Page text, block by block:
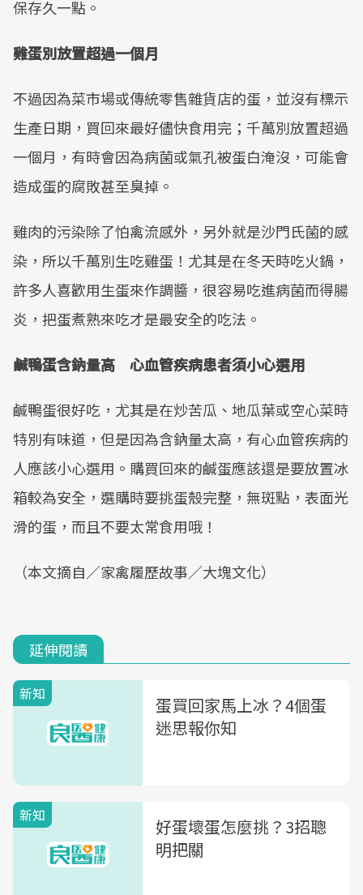
保存久一點。
雞蛋別放置超過一個月
不過因為菜市場或傳統零售雜貨店的蛋，並沒有標示
生產日期，買回來最好儘快食用完；千萬別放置超過
一個月，有時會因為病菌或氣孔被蛋白淹沒，可能會
造成蛋的腐敗甚至臭掉。
雞肉的污染除了怕禽流感外，另外就是沙門氏菌的感
染，所以千萬別生吃雞蛋！尤其是在冬天時吃火鍋，
許多人喜歡用生蛋來作調醬，很容易吃進病菌而得腸
炎，把蛋煮熟來吃才是最安全的吃法。
鹹鴨蛋含鈉量高 心血管疾病患者須小心選用
鹹鴨蛋很好吃，尤其是在炒苦瓜、地瓜葉或空心菜時
特別有味道，但是因為含鈉量太高，有心血管疾病的
人應該小心選用。購買回來的鹹蛋應該還是要放置冰
箱較為安全，選購時要挑蛋殼完整，無斑點，表面光
滑的蛋，而且不要太常食用哦！
（本文摘自／家禽履歷故事／大塊文化）
延伸閱讀
新知
蛋買回家馬上冰？4個蛋
迷思報你知
新知
好蛋壞蛋怎麼挑？3招聰
明把關